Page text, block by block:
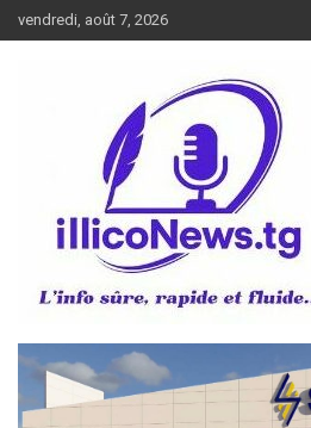
au
vendredi, août 7, 2026
illiconews